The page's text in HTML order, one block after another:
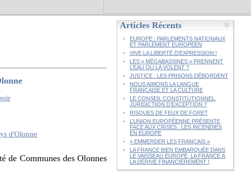
de Communes des Olonnes
Articles Récents
EUROPE : PARLEMENTS NATIONAUX
ET PARLEMENT EUROPÉEN
VIVE LA LIBERTÉ D’EXPRESSION !
LES « MÉGABASSINES » PRENNENT
L’EAU OU LA VOLENT ?
JUSTICE : LES PRISONS DÉBORDENT
NOUS AIMONS LA LANGUE
FRANÇAISE ET LA CULTURE
LE CONSEIL CONSTITUTIONNEL,
JURIDICTION D’EXCEPTION ?
RISQUES DE FEUX DE FORET
L’UNION EUROPÉENNE PRÉSENTE
FACE AUX CRISES : LES INCENDIES
EN EUROPE
« EMMERDER LES FRANÇAIS »
LA FRANCE BIEN EMBARQUÉE DANS
LE VAISSEAU EUROPE, LA FRANCE À
LA DÉRIVE FINANCIÈREMENT !